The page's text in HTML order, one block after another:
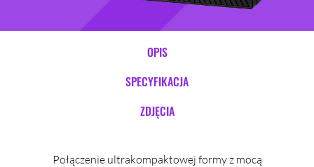
OPIS
SPECYFIKACJA
ZDJĘCIA
Połączenie ultrakompaktowej formy z mocą